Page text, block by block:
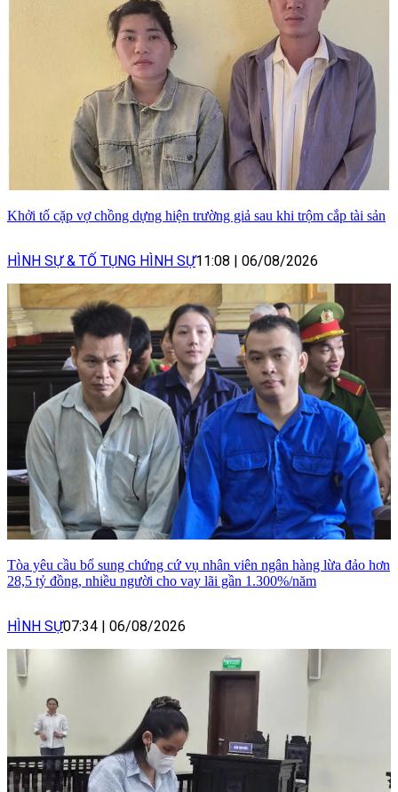
Khởi tố cặp vợ chồng dựng hiện trường giả sau khi trộm cắp tài sản
HÌNH SỰ & TỐ TỤNG HÌNH SỰ11:08 06/08/2026
Tòa yêu cầu bổ sung chứng cứ vụ nhân viên ngân hàng lừa đảo hơn
28,5 tỷ đồng, nhiều người cho vay lãi gần 1.300%/năm
HÌNH SỰ07:34 06/08/2026